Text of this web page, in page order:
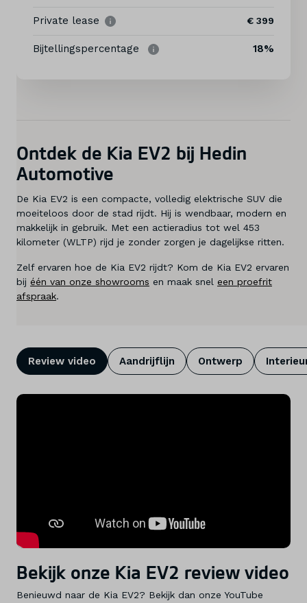
Diensten
Vacatures
Vestigingen
Diensten
Kennis & advies
Private lease € 399
Bijtellingspercentage 18%
Ontdek de Kia EV2 bij Hedin
Automotive
De Kia EV2 is een compacte, volledig elektrische SUV die
moeiteloos door de stad rijdt. Hij is wendbaar, modern en
makkelijk in gebruik. Met een actieradius tot wel 453
kilometer (WLTP) rijd je zonder zorgen je dagelijkse ritten.
Zelf ervaren hoe de Kia EV2 rijdt? Kom de Kia EV2 ervaren
bij één van onze showrooms en maak snel een proefrit
afspraak.
Review video Aandrijflijn Ontwerp
Bekijk onze Kia EV2 review video
Benieuwd naar de Kia EV2? Bekijk dan onze YouTube